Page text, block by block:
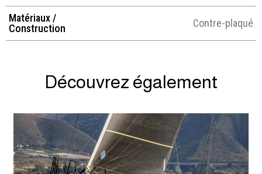
Matériaux /
Construction
Contre-plaqué
Découvrez également